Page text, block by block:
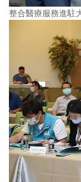
整合醫療服務進駐